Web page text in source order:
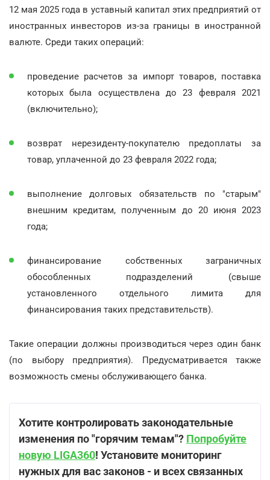
12 мая 2025 года в уставный капитал этих предприятий от
иностранных инвесторов из-за границы в иностранной
валюте. Среди таких операций:
проведение расчетов за импорт товаров, поставка
которых была осуществлена до 23 февраля 2021
(включительно);
возврат нерезиденту-покупателю предоплаты за
товар, уплаченной до 23 февраля 2022 года;
выполнение долговых обязательств по "старым"
внешним кредитам, полученным до 20 июня 2023
года;
финансирование собственных заграничных
обособленных подразделений (свыше
установленного отдельного лимита для
финансирования таких представительств).
Такие операции должны производиться через один банк
(по выбору предприятия). Предусматривается также
возможность смены обслуживающего банка.
Хотите контролировать законодательные
изменения по "горячим темам"? Попробуйте
новую LIGA360! Установите мониторинг
нужных для вас законов - и всех связанных